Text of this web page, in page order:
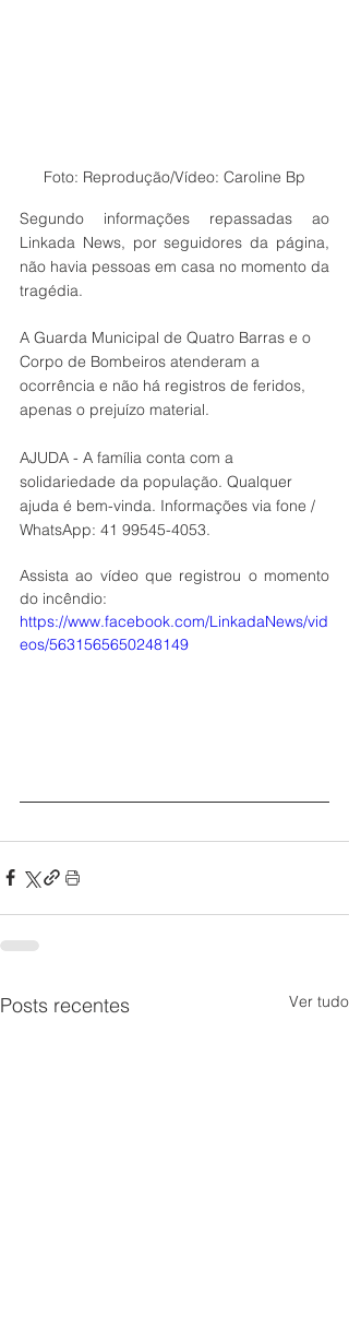
Foto: Reprodução/Vídeo: Caroline Bp
Segundo informações repassadas ao
Linkada News, por seguidores da página,
não havia pessoas em casa no momento da
tragédia.
A Guarda Municipal de Quatro Barras e o
Corpo de Bombeiros atenderam a
ocorrência e não há registros de feridos,
apenas o prejuízo material.
AJUDA - A família conta com a
solidariedade da população. Qualquer
ajuda é bem-vinda. Informações via fone /
WhatsApp: 41 99545-4053.
Assista ao vídeo que registrou o momento
do incêndio:
https://www.facebook.com/LinkadaNews/vid
eos/5631565650248149
Posts recentes Ver tudo